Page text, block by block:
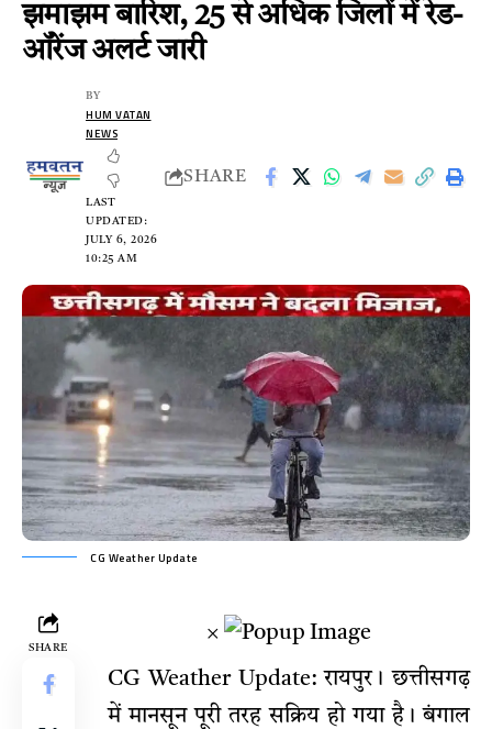
झमाझम बारिश, 25 से अधिक जिलों में रेड-
ऑरेंज अलर्ट जारी
LAST
UPDATED:
JULY 6, 2026
10:25 AM
BY
HUM VATAN
NEWS
SHARE
CG Weather Update
SHARE
×
CG Weather Update: रायपुर। छत्तीसगढ़
में मानसून पूरी तरह सक्रिय हो गया है। बंगाल